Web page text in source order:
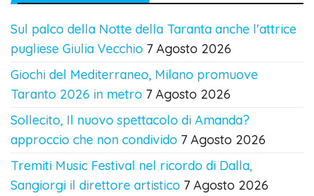
Sul palco della Notte della Taranta anche l'attrice
pugliese Giulia Vecchio 7 Agosto 2026
Giochi del Mediterraneo, Milano promuove
Taranto 2026 in metro 7 Agosto 2026
Sollecito, Il nuovo spettacolo di Amanda?
approccio che non condivido 7 Agosto 2026
Tremiti Music Festival nel ricordo di Dalla,
Sangiorgi il direttore artistico 7 Agosto 2026